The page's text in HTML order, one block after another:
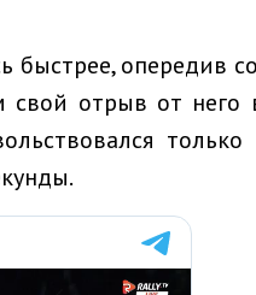
быстрее, опередив
свой отрыв от него
только